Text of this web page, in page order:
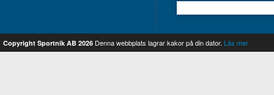
Copyright Sportnik AB 2026 Denna webbplats lagrar kakor på din dator. Läs mer